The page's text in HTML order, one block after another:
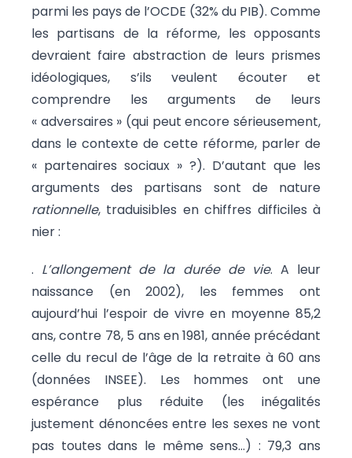
parmi les pays de l’OCDE (32% du PIB). Comme
les partisans de la réforme, les opposants
devraient faire abstraction de leurs prismes
idéologiques, s’ils veulent écouter et
comprendre les arguments de leurs
« adversaires » (qui peut encore sérieusement,
dans le contexte de cette réforme, parler de
« partenaires sociaux » ?). D’autant que les
arguments des partisans sont de nature
rationnelle, traduisibles en chiffres difficiles à
nier :
. L’allongement de la durée de vie. A leur
naissance (en 2002), les femmes ont
aujourd’hui l’espoir de vivre en moyenne 85,2
ans, contre 78, 5 ans en 1981, année précédant
celle du recul de l’âge de la retraite à 60 ans
(données INSEE). Les hommes ont une
espérance plus réduite (les inégalités
justement dénoncées entre les sexes ne vont
pas toutes dans le même sens…) : 79,3 ans